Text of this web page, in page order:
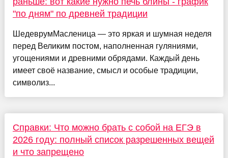
"по дням" по древней традиции
ШедеврумМасленица — это яркая и шумная неделя
перед Великим постом, наполненная гуляниями,
угощениями и древними обрядами. Каждый день
имеет своё название, смысл и особые традиции,
символиз...
Справки: Что можно брать с собой на ЕГЭ в
2026 году: полный список разрешенных вещей
и что запрещено